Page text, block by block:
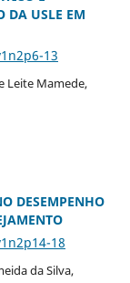
DA USLE EM
13
Leite Mamede,
DESEMPENHO
18
da Silva,